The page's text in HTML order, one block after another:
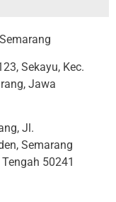
Sekayu, Kec.
Jawa
Jl.
Semarang
50241